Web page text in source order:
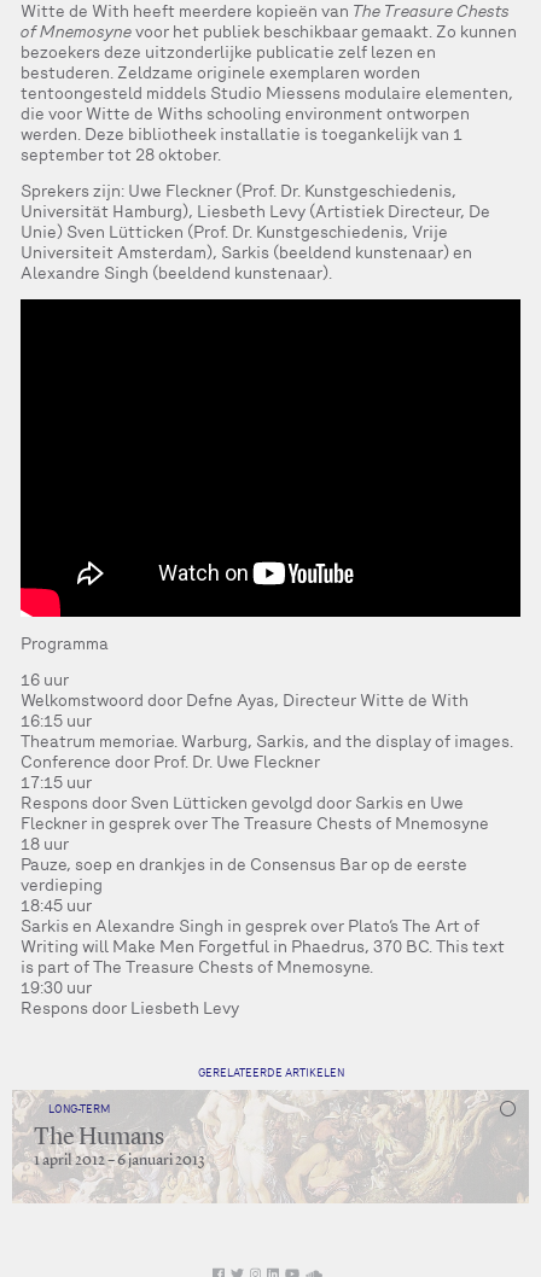
Witte de With heeft meerdere kopieën van The Treasure Chests
of Mnemosynevoor het publiek beschikbaar gemaakt. Zo kunnen
bezoekers deze uitzonderlijke publicatie zelf lezen en
bestuderen. Zeldzame originele exemplaren worden
tentoongesteld middels Studio Miessens modulaire elementen,
die voor Witte de Withs schooling environment ontworpen
werden. Deze bibliotheek installatie is toegankelijk van 1
september tot 28 oktober.
Sprekers zijn: Uwe Fleckner (Prof. Dr. Kunstgeschiedenis,
Universität Hamburg), Liesbeth Levy (Artistiek Directeur, De
Unie) Sven Lütticken (Prof. Dr. Kunstgeschiedenis, Vrije
Universiteit Amsterdam), Sarkis (beeldend kunstenaar) en
Alexandre Singh (beeldend kunstenaar).
Programma
16 uur
Welkomstwoord door Defne Ayas, Directeur Witte de With
16:15 uur
Theatrum memoriae. Warburg, Sarkis, and the display of images.
Conference door Prof. Dr. Uwe Fleckner
17:15 uur
Respons door Sven Lütticken gevolgd door Sarkis en Uwe
Fleckner in gesprek over The Treasure Chests of Mnemosyne
18 uur
Pauze, soep en drankjes in de Consensus Bar op de eerste
verdieping
18:45 uur
Sarkis en Alexandre Singh in gesprek over Plato’s The Art of
Writing will Make Men Forgetful in Phaedrus, 370 BC. This text
is part of The Treasure Chests of Mnemosyne.
19:30 uur
Respons door Liesbeth Levy
GERELATEERDE ARTIKELEN
LONG-TERM
The Humans
1 april 2012 – 6 januari 2013